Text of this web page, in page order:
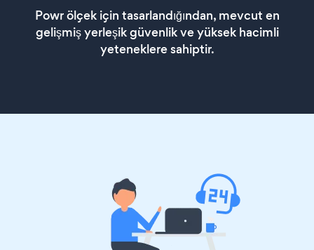
Powr ölçek için tasarlandığından, mevcut en
gelişmiş yerleşik güvenlik ve yüksek hacimli
yeteneklere sahiptir.